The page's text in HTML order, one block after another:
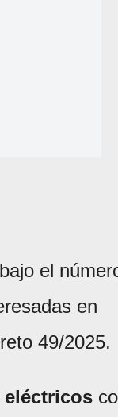
el
en
49/2025.